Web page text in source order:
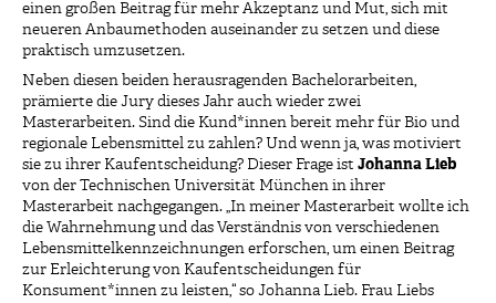
einen großen Beitrag für mehr Akzeptanz und Mut, sich mit
neueren Anbaumethoden auseinander zu setzen und diese
praktisch umzusetzen.
Neben diesen beiden herausragenden Bachelorarbeiten,
prämierte die Jury dieses Jahr auch wieder zwei
Masterarbeiten. Sind die Kund*innen bereit mehr für Bio und
regionale Lebensmittel zu zahlen? Und wenn ja, was motiviert
sie zu ihrer Kaufentscheidung? Dieser Frage ist Johanna Lieb
von der Technischen Universität München in ihrer
Masterarbeit nachgegangen. „In meiner Masterarbeit wollte ich
die Wahrnehmung und das Verständnis von verschiedenen
Lebensmittelkennzeichnungen erforschen, um einen Beitrag
zur Erleichterung von Kaufentscheidungen für
Konsument*innen zu leisten,“ so Johanna Lieb. Frau Liebs